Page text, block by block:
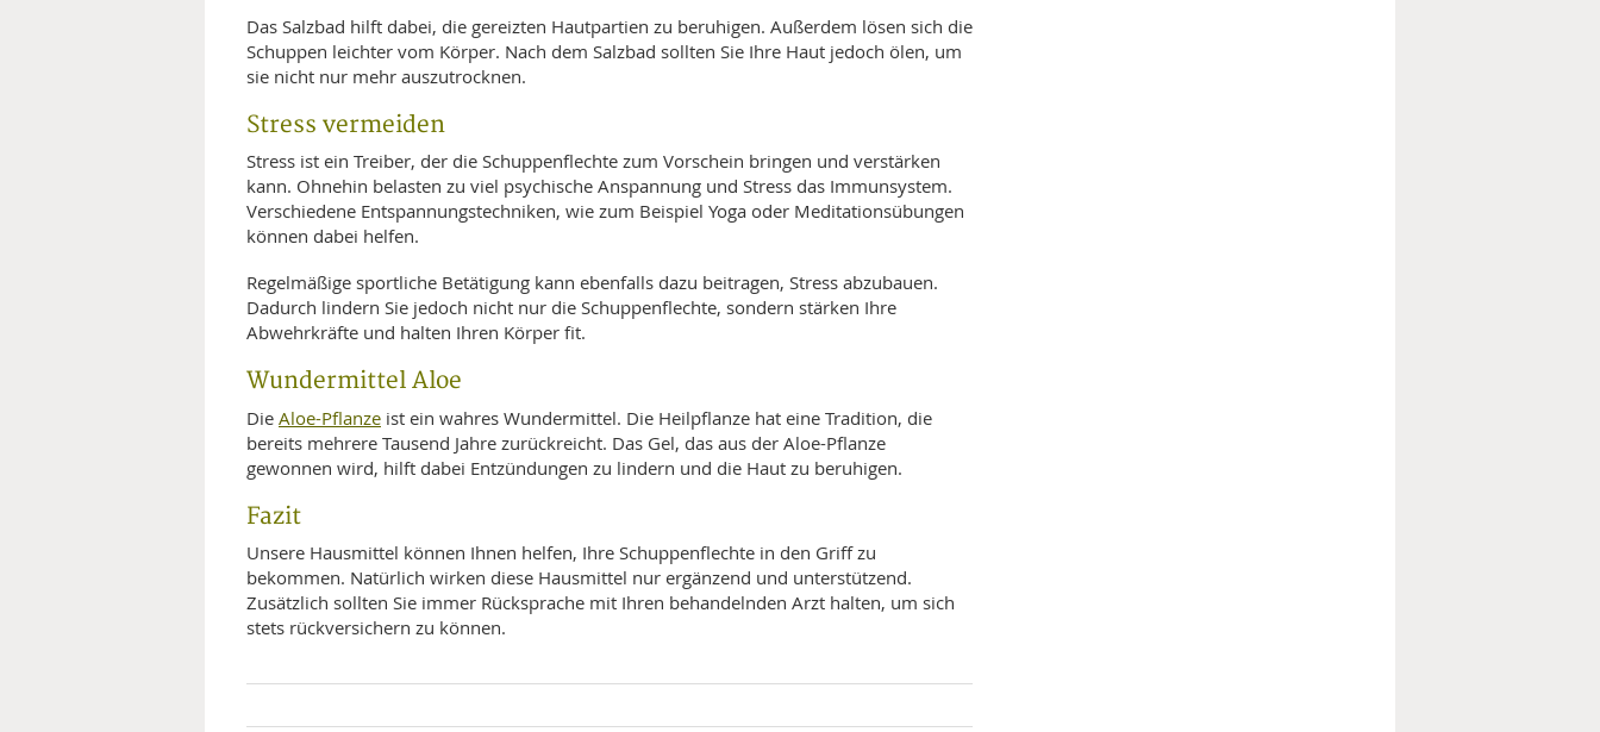
Das Salzbad hilft dabei, die gereizten Hautpartien zu beruhigen. Außerdem lösen sich die
Schuppen leichter vom Körper. Nach dem Salzbad sollten Sie Ihre Haut jedoch ölen, um
sie nicht nur mehr auszutrocknen.
Stress vermeiden
Stress ist ein Treiber, der die Schuppenflechte zum Vorschein bringen und verstärken
kann. Ohnehin belasten zu viel psychische Anspannung und Stress das Immunsystem.
Verschiedene Entspannungstechniken, wie zum Beispiel Yoga oder Meditationsübungen
können dabei helfen.
Regelmäßige sportliche Betätigung kann ebenfalls dazu beitragen, Stress abzubauen.
Dadurch lindern Sie jedoch nicht nur die Schuppenflechte, sondern stärken Ihre
Abwehrkräfte und halten Ihren Körper fit.
Wundermittel Aloe
Die Aloe-Pflanze ist ein wahres Wundermittel. Die Heilpflanze hat eine Tradition, die
bereits mehrere Tausend Jahre zurückreicht. Das Gel, das aus der Aloe-Pflanze
gewonnen wird, hilft dabei Entzündungen zu lindern und die Haut zu beruhigen.
Fazit
Unsere Hausmittel können Ihnen helfen, Ihre Schuppenflechte in den Griff zu
bekommen. Natürlich wirken diese Hausmittel nur ergänzend und unterstützend.
Zusätzlich sollten Sie immer Rücksprache mit Ihren behandelnden Arzt halten, um sich
stets rückversichern zu können.